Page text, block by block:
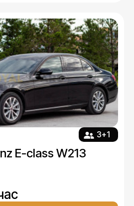
3+1
E-class W213